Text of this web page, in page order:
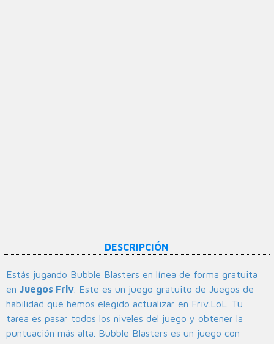
DESCRIPCIÓN
Estás jugando Bubble Blasters en línea de forma gratuita
en Juegos Friv . Este es un juego gratuito de Juegos de
habilidad que hemos elegido actualizar en Friv.LoL. Tu
tarea es pasar todos los niveles del juego y obtener la
puntuación más alta. Bubble Blasters es un juego con